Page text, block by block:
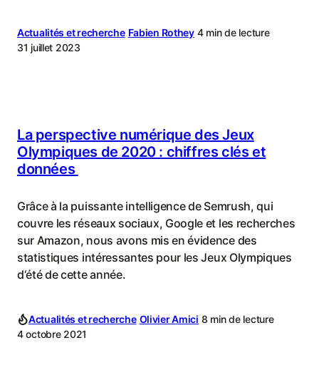
Actualités et recherche Fabien Rothey 4 min de lecture
31 juillet 2023
La perspective numérique des Jeux
Olympiques de 2020 : chiffres clés et
données
Grâce à la puissante intelligence de Semrush, qui
couvre les réseaux sociaux, Google et les recherches
sur Amazon, nous avons mis en évidence des
statistiques intéressantes pour les Jeux Olympiques
d‘été de cette année.
Actualités et recherche Olivier Amici 8 min de lecture
4 octobre 2021